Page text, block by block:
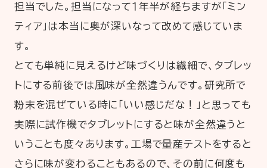
担当でした。担当になって１年半が経ちますが「ミン
ティア」は本当に奥が深いなって改めて感じていま
す。
とても単純に見えるけど味づくりは繊細で、タブレッ
トにする前後では風味が全然違うんです。研究所で
粉末を混ぜている時に「いい感じだな！」と思っても
実際に試作機でタブレットにすると味が全然違うと
いうことも度々あります。工場で量産テストをすると
さらに味が変わることもあるので、その前に何度も